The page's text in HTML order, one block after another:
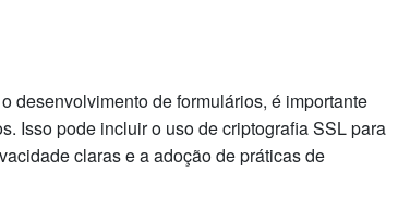
desenvolvimento de formulários, é importante
Isso pode incluir o uso de criptografia SSL para
claras e a adoção de práticas de